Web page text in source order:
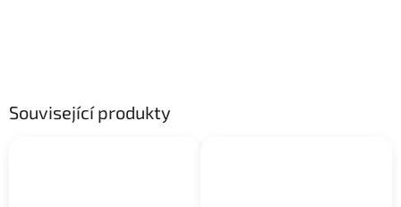
Související produkty